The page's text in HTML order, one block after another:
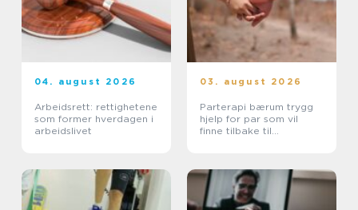
04. august 2026
Arbeidsrett: rettighetene
som former hverdagen i
arbeidslivet
03. august 2026
Parterapi bærum trygg
hjelp for par som vil
finne tilbake til